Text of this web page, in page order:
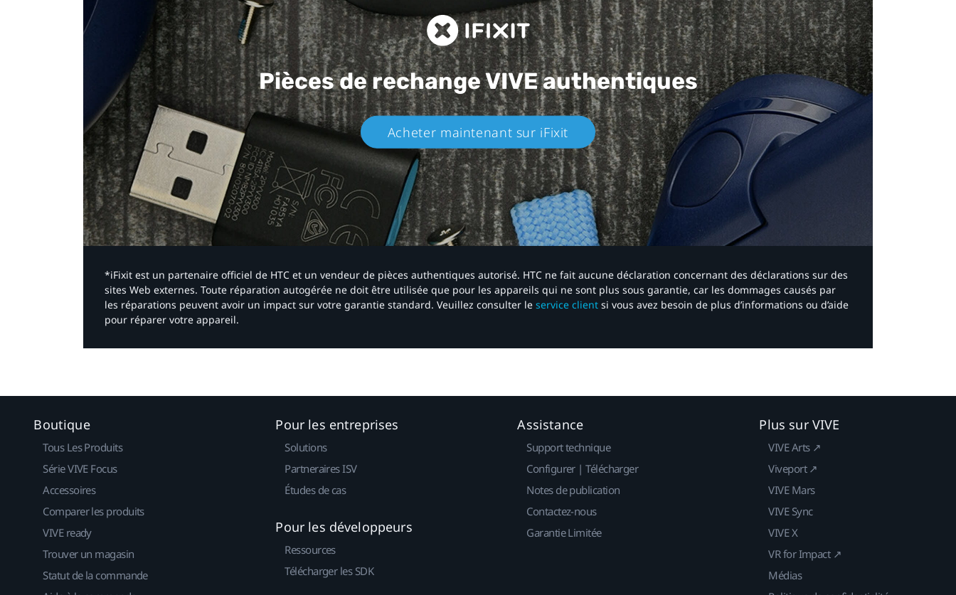
Pièces de rechangeVIVE authentiques​
Acheter maintenant sur iFixit​
*iFixit est un partenaire officiel de HTC et un vendeur de pièces authentiques autorisé. HTC ne fait aucune déclaration concernant des déclarations sur des
sites Web externes. Toute réparation autogérée ne doit être utilisée que pour les appareils qui ne sont plus sous garantie, car les dommages causés par
les réparations peuvent avoir un impact sur votre garantie standard. Veuillez consulter le service client si vous avez besoin de plus d’informations ou d’aide
pour réparer votre appareil.​
Boutique
Tous Les Produits
Série VIVE Focus
Accessoires
Comparer les produits
VIVE ready
Trouver un magasin
Statut de la commande
Pour les entreprises
Solutions
Partneraires ISV
Études de cas
Pour les développeurs
Ressources
Télécharger les SDK
Assistance
Support technique
Configurer | Télécharger
Notes de publication
Contactez-nous
Garantie Limitée
Plus sur VIVE
VIVE Arts ↗
Viveport ↗
VIVE Mars
VIVE Sync
VIVE X
VR for Impact ↗
Médias